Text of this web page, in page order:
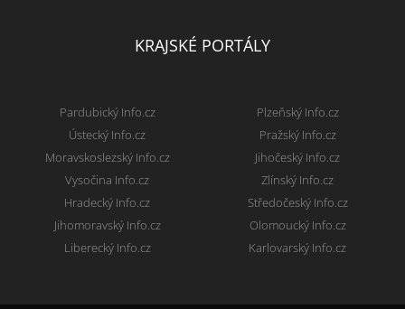
KRAJSKÉ PORTÁLY
Pardubický Info.cz
Ústecký Info.cz
Moravskoslezský Info.cz
Vysočina Info.cz
Hradecký Info.cz
Jihomoravský Info.cz
Liberecký Info.cz
Plzeňský Info.cz
Pražský Info.cz
Jihočeský Info.cz
Zlínský Info.cz
Středočeský Info.cz
Olomoucký Info.cz
Karlovarský Info.cz